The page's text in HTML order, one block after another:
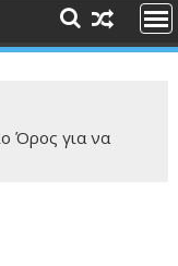
Όρος για να